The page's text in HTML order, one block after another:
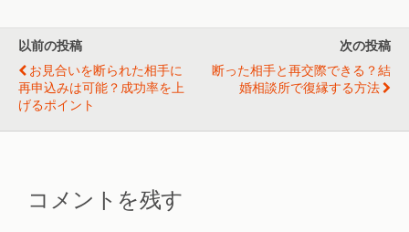
以前の投稿
お見合いを断られた相手に
再申込みは可能？成功率を上
げるポイント
次の投稿
断った相手と再交際できる？結
婚相談所で復縁する方法
コメントを残す